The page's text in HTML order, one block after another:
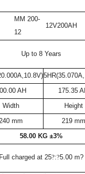
MM 200-
12
12V200AH
Up to 8 Years
AH 175.35
Width Height
mm 219 mm
58.00 KG ±3%
Full charged at 25?:?5.00 m?